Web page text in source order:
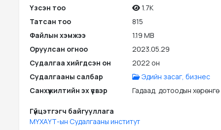
Үзсэн тоо
1.7K
Татсан тоо
815
Файлын хэмжээ
1.19 MB
Оруулсан огноо
2023.05.29
Судалгаа хийгдсэн он
2022 он
Судалгааны салбар
Эдийн засаг, бизнес
Санхүүжилтийн эх үүсвэр
Гадаад, дотоодын
Гүйцэтгэгч байгууллага
МҮХАҮТ-ын Судалгааны институт